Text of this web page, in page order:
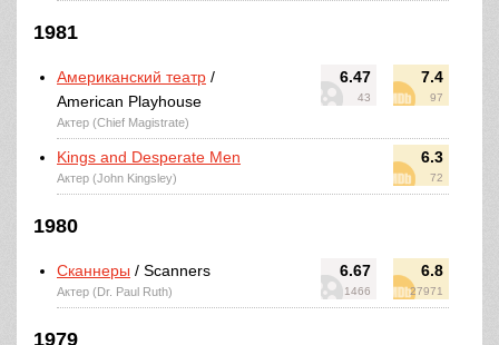
1981
6.47
43
7.4
97
Американский театр /
American Playhouse
Актер (Chief Magistrate)
6.3
72
Kings and Desperate Men
Актер (John Kingsley)
1980
6.67
1466
6.8
27971
Сканнеры / Scanners
Актер (Dr. Paul Ruth)
1979